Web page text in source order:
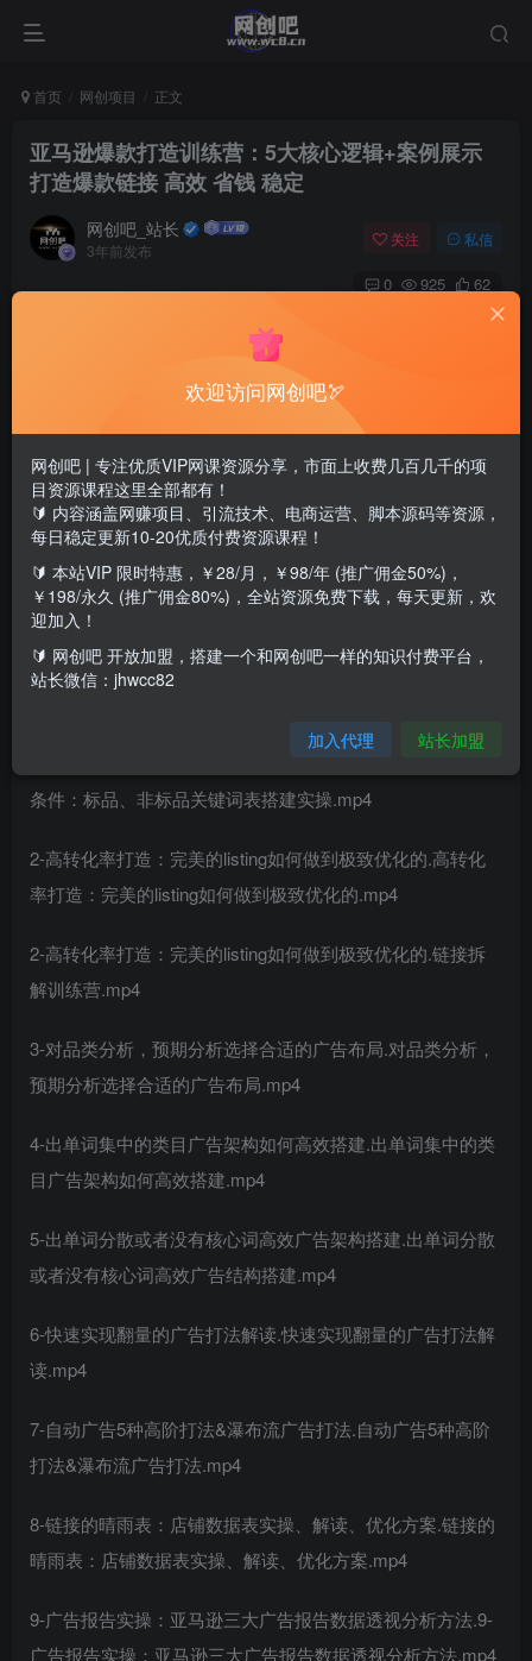
首页 网创项目 正文
亚马逊爆款打造训练营：5大核心逻辑+案例展示
打造爆款链接 高效 省钱 稳定
网创吧_站长
3年前发布
关注 私信
0 925 62
课程目录：
0-课程体系介绍.课程体系介绍.mp4
条件：标品、非标品关键词表搭建实操.mp4
2-高转化率打造：完美的listing如何做到极致优化的.高转化
率打造：完美的listing如何做到极致优化的.mp4
2-高转化率打造：完美的listing如何做到极致优化的.链接拆
解训练营.mp4
3-对品类分析，预期分析选择合适的广告布局.对品类分析，
预期分析选择合适的广告布局.mp4
4-出单词集中的类目广告架构如何高效搭建.出单词集中的类
目广告架构如何高效搭建.mp4
5-出单词分散或者没有核心词高效广告架构搭建.出单词分散
或者没有核心词高效广告结构搭建.mp4
6-快速实现翻量的广告打法解读.快速实现翻量的广告打法解
读.mp4
7-自动广告5种高阶打法&瀑布流广告打法.自动广告5种高阶
打法&瀑布流广告打法.mp4
8-链接的晴雨表：店铺数据表实操、解读、优化方案.链接的
晴雨表：店铺数据表实操、解读、优化方案.mp4
9-广告报告实操：亚马逊三大广告报告数据透视分析方法.9-
广告报告实操：亚马逊三大广告报告数据透视分析方法.mp4
欢迎访问网创吧🏹
网创吧 | 专注优质VIP网课资源分享，市面上收费几百几千的项
目资源课程这里全部都有！
🔰 内容涵盖网赚项目、引流技术、电商运营、脚本源码等资源，
每日稳定更新10-20优质付费资源课程！
🔰 本站VIP 限时特惠，￥28/月，￥98/年 (推广佣金50%)，
￥198/永久 (推广佣金80%)，全站资源免费下载，每天更新，欢
迎加入！
🔰 网创吧 开放加盟，搭建一个和网创吧一样的知识付费平台，
站长微信：jhwcc82
加入代理 站长加盟